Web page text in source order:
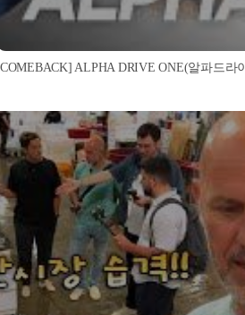
ALPHA DRIVE ONE(알파드라